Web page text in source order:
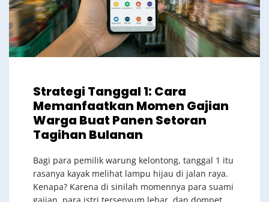
Strategi Tanggal 1: Cara
Memanfaatkan Momen Gajian
Warga Buat Panen Setoran
Tagihan Bulanan
Bagi para pemilik warung kelontong, tanggal 1 itu
rasanya kayak melihat lampu hijau di jalan raya.
Kenapa? Karena di sinilah momennya para suami